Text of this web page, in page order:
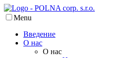
Menu
Введение
О нас
О нас